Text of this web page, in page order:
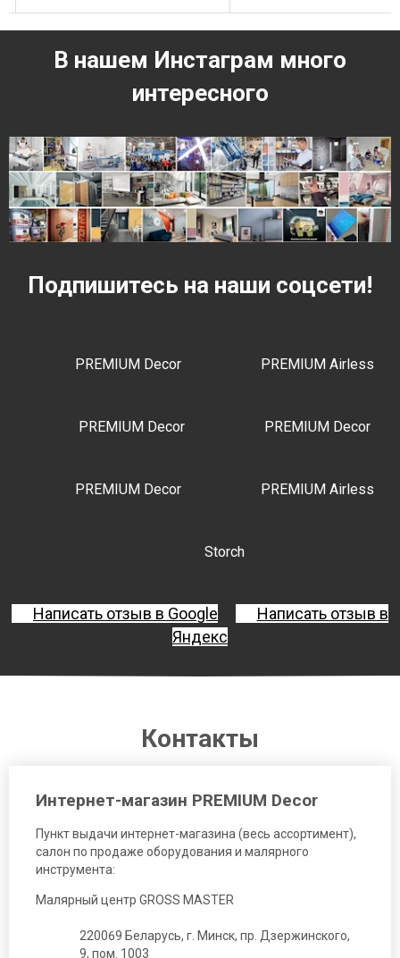
В нашем Инстаграм много
интересного
Подпишитесь на наши соцсети!
PREMIUM Decor PREMIUM Airless
PREMIUM Decor PREMIUM Decor
PREMIUM Decor PREMIUM Airless
Storch
Написать отзыв в Google
Написать отзыв в
Яндекс
Контакты
Интернет-магазин PREMIUM Decor
Пункт выдачи интернет-магазина (весь ассортимент),
салон по продаже оборудования и малярного
инструмента:
Малярный центр GROSS MASTER
220069 Беларусь, г. Минск, пр. Дзержинского,
9, пом. 1003